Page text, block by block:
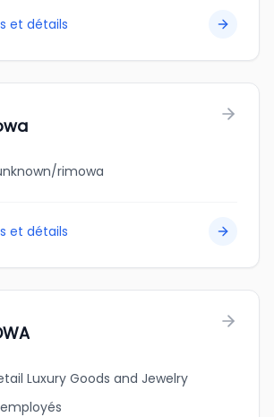
et détails
rimowa
et détails
Luxury Goods and Jewelry
employés